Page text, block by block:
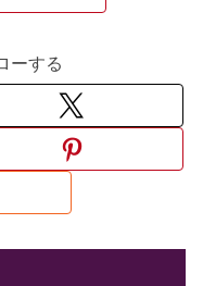
ーする